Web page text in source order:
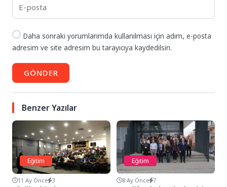
Daha sonraki yorumlarımda kullanılması için adım, e-posta
adresim ve site adresim bu tarayıcıya kaydedilsin.
GÖNDER
Benzer Yazılar
Eğitim
11 Ay Önce 3
Eğitim
8 Ay Önce 7